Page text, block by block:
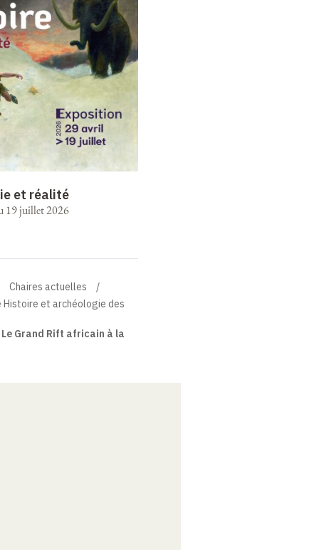
et réalité
19 juillet 2026
Chaires actuelles
Histoire et archéologie des
Grand Rift africain à la